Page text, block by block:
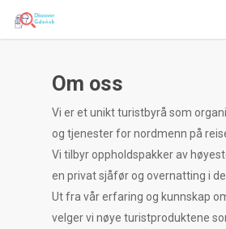
Om oss
Vi er et unikt turistbyrå som
og tjenester for nordmenn på
Vi tilbyr oppholdspakker av
en privat sjåfør og overnatting i
Ut fra vår erfaring og kunnskap
velger vi nøye turistproduktene